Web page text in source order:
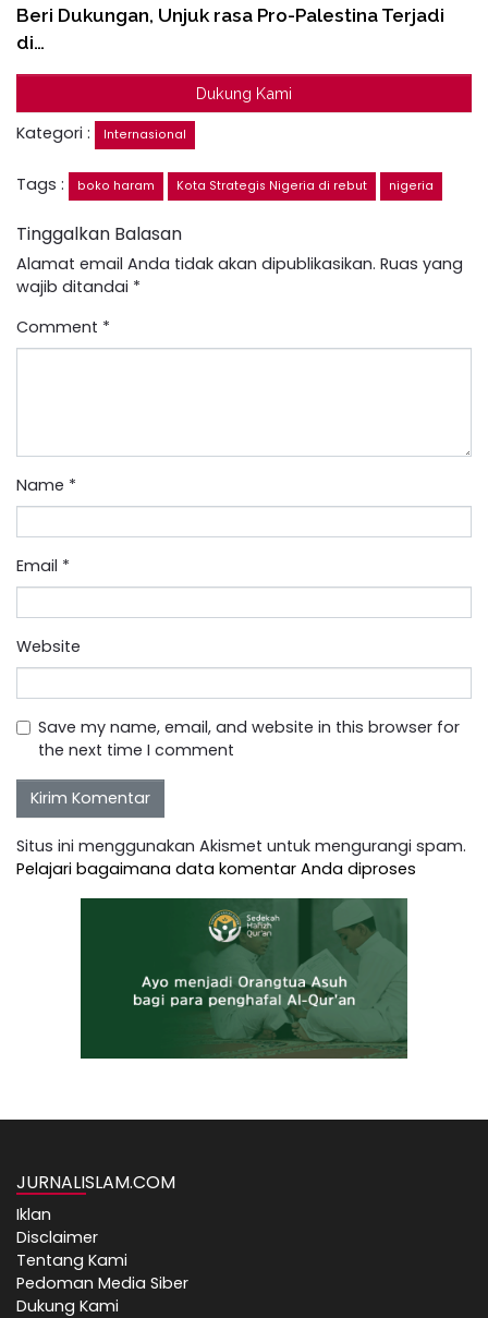
Beri Dukungan, Unjuk rasa Pro-Palestina Terjadi
di…
Dukung Kami
Kategori : Internasional
Tags : boko haram Kota Strategis Nigeria di rebut nigeria
Tinggalkan Balasan
Alamat email Anda tidak akan dipublikasikan. Ruas yang
wajib ditandai *
Comment *
Name *
Email *
Website
Save my name, email, and website in this browser for
the next time I comment
Situs ini menggunakan Akismet untuk mengurangi spam.
Pelajari bagaimana data komentar Anda diproses
JURNALISLAM.COM
Iklan
Disclaimer
Tentang Kami
Pedoman Media Siber
Dukung Kami